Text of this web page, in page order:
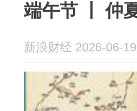
端午节 丨 仲
新浪财经 2026-06-19